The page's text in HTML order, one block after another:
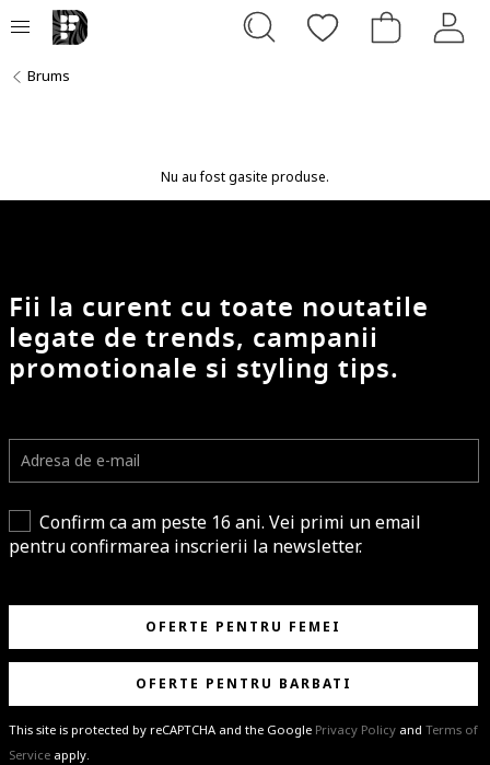
Brums
Nu au fost gasite produse.
Fii la curent cu toate noutatile
legate de trends, campanii
promotionale si styling tips.
Confirm ca am peste 16 ani. Vei primi un email
pentru confirmarea inscrierii la newsletter.
OFERTE PENTRU FEMEI
OFERTE PENTRU BARBATI
This site is protected by reCAPTCHA and the Google Privacy Policy and Terms of
Service apply.